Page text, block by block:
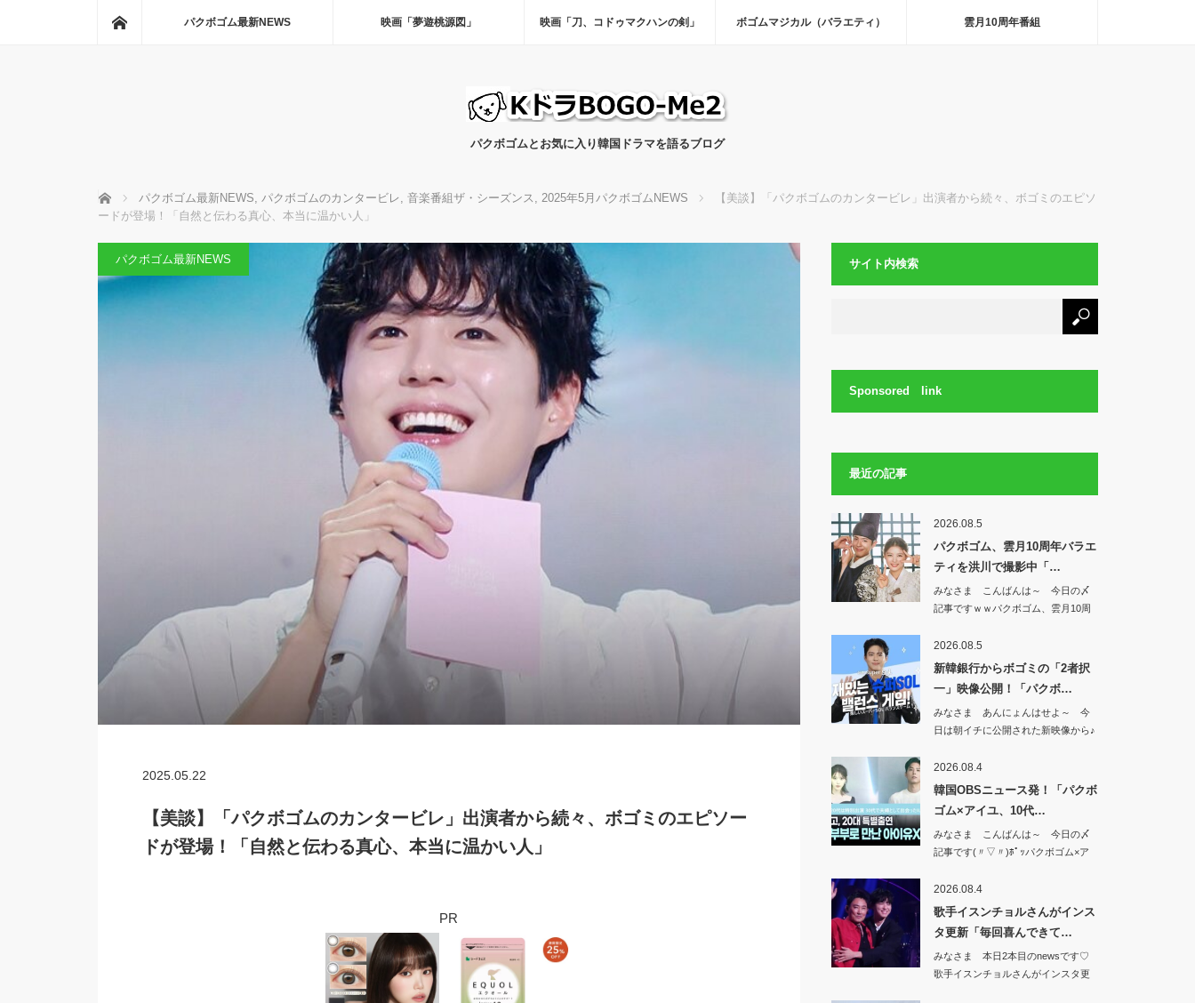
パクボゴム最新NEWS 映画「夢遊桃源図」 映画「刀、コドゥマクハンの剣」 ボゴムマジカル（バラエティ） 雲月10周年番組
パクボゴムとお気に入り韓国ドラマを語るブログ
ホーム パクボゴム最新NEWS, パクボゴムのカンタービレ, 音楽番組ザ・シーズンス , 2025年5月パクボゴムNEWS
【美談】「パクボゴムのカンタービレ」出演者から続々、ボゴミのエピソ
ードが登場！「自然と伝わる真心、本当に温かい人」
パクボゴム最新NEWS
2025.05.22
【美談】「パクボゴムのカンタービレ」出演者から続々、ボゴミのエピソー
ドが登場！「自然と伝わる真心、本当に温かい人」
PR
サイト内検索
Sponsored link
最近の記事
2026.08.5
パクボゴム、雲月10周年バラエ
ティを洪川で撮影中「…
みなさま こんばんは～ 今日の〆
記事ですｗｗパクボゴム、雲月10周
2026.08.5
新韓銀行からボゴミの「2者択
一」映像公開！「パクボ…
みなさま あんにょんはせよ～ 今
日は朝イチに公開された新映像から♪
2026.08.4
韓国OBSニュース発！「パクボ
ゴム×アイユ、10代…
みなさま こんばんは～ 今日の〆
記事です(〃▽〃)ﾎﾟｯパクボゴム×ア
2026.08.4
歌手イスンチョルさんがインス
タ更新「毎回喜んできて…
みなさま 本日2本目のnewsです♡
歌手イスンチョルさんがインスタ更